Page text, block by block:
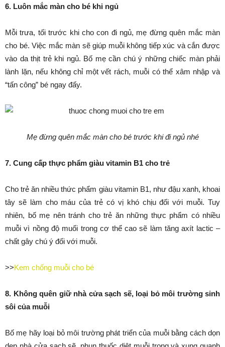
6. Luôn mắc màn cho bé khi ngủ
Mỗi trưa, tối trước khi cho con đi ngủ, mẹ đừng quên mắc màn
cho bé. Việc mắc màn sẽ giúp muỗi không tiếp xúc và cắn được
vào da thịt trẻ khi ngủ. Bố mẹ cần chú ý những chiếc màn phải
lành lặn, nếu không chỉ một vết rách, muỗi có thể xâm nhập và
“tấn công” bé ngay đấy.
Mẹ đừng quên mắc màn cho bé trước khi đi ngủ nhé
7. Cung cấp thực phẩm giàu vitamin B1 cho trẻ
Cho trẻ ăn nhiều thức phẩm giàu vitamin B1, như đậu xanh, khoai
tây sẽ làm cho máu của trẻ có vị khó chịu đối với muỗi. Tuy
nhiên, bố mẹ nên tránh cho trẻ ăn những thực phẩm có nhiều
muỗi vì nồng độ muối trong cơ thể cao sẽ làm tăng axít lactic –
chất gây chú ý đối với muỗi.
>>Kem chống muỗi cho bé
8. Không quên giữ nhà cửa sạch sẽ, loại bỏ môi trường sinh
sôi của muỗi
Bố mẹ hãy loại bỏ môi trường phát triển của muỗi bằng cách dọn